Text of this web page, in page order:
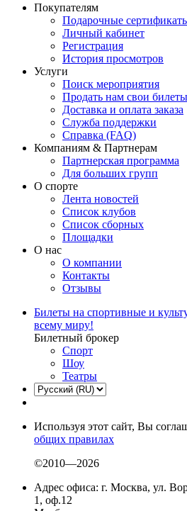
Покупателям
Подарочные
Личный кабинет
Регистрация
История просмотров
Услуги
Поиск мероприятия
Продать нам свои билеты
Доставка и оплата заказа
Служба поддержки
Справка (FAQ)
Компаниям & Партнерам
Партнерская программа
Для больших групп
О спорте
Лента новостей
Список клубов
Список сборных
Площадки
О нас
О компании
Контакты
Отзывы
Билеты на спортивные и
всему миру!
Билетный брокер
Спорт
Шоу
Театры
Используя этот сайт, Вы
общих правилах
©2010—2026
Адрес офиса: г. Москва, ул.
1, оф.12